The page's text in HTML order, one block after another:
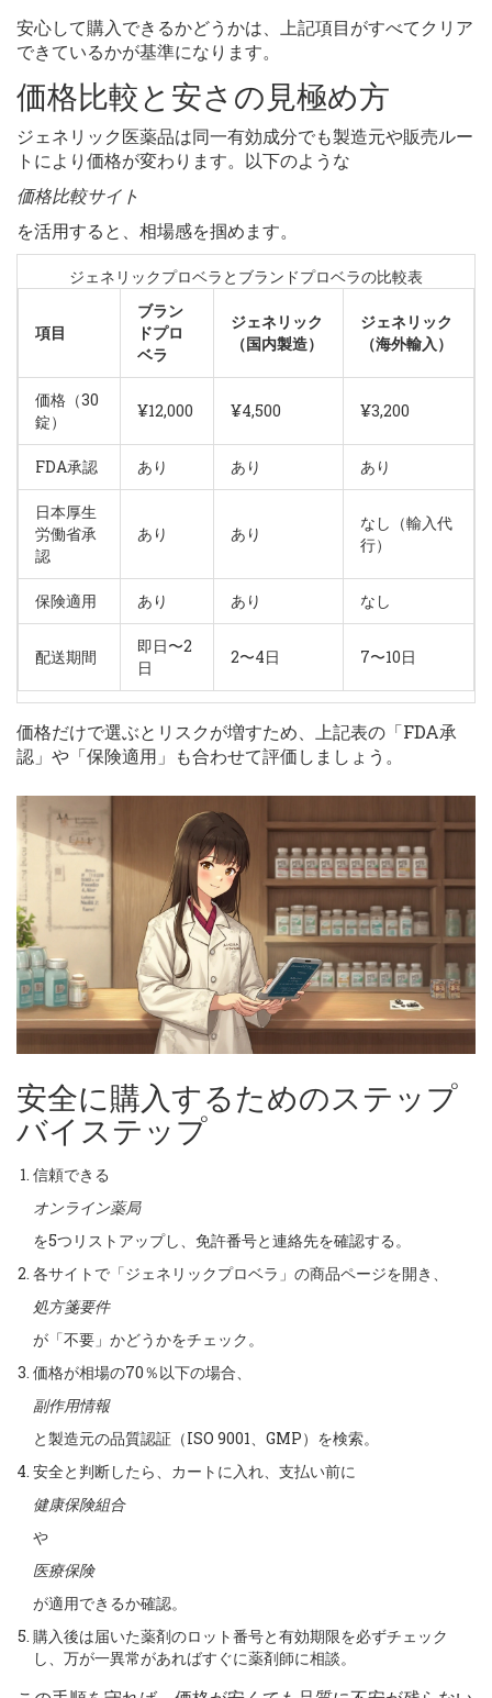
安心して購入できるかどうかは、上記項目がすべてクリア
できているかが基準になります。
価格比較と安さの見極め方
ジェネリック医薬品は同一有効成分でも製造元や販売ルー
トにより価格が変わります。以下のような
価格比較サイト
を活用すると、相場感を掴めます。
ジェネリックプロベラとブランドプロベラの比較表
項目
ブラン
ドプロ
ベラ
ジェネリック
（国内製造）
ジェネリック
（海外輸入）
価格（30
錠）
¥12,000 ¥4,500 ¥3,200
FDA承認 あり あり あり
日本厚生
労働省承
認
あり あり
なし（輸入代
行）
保険適用 あり あり なし
配送期間
即日〜2
日
2〜4日 7〜10日
価格だけで選ぶとリスクが増すため、上記表の「FDA承
認」や「保険適用」も合わせて評価しましょう。
安全に購入するためのステップ
バイステップ
信頼できる
オンライン薬局
を5つリストアップし、免許番号と連絡先を確認する。
各サイトで「ジェネリックプロベラ」の商品ページを開き、
処方箋要件
が「不要」かどうかをチェック。
価格が相場の70％以下の場合、
副作用情報
と製造元の品質認証（ISO 9001、GMP）を検索。
安全と判断したら、カートに入れ、支払い前に
健康保険組合
や
医療保険
が適用できるか確認。
購入後は届いた薬剤のロット番号と有効期限を必ずチェック
し、万が一異常があればすぐに薬剤師に相談。